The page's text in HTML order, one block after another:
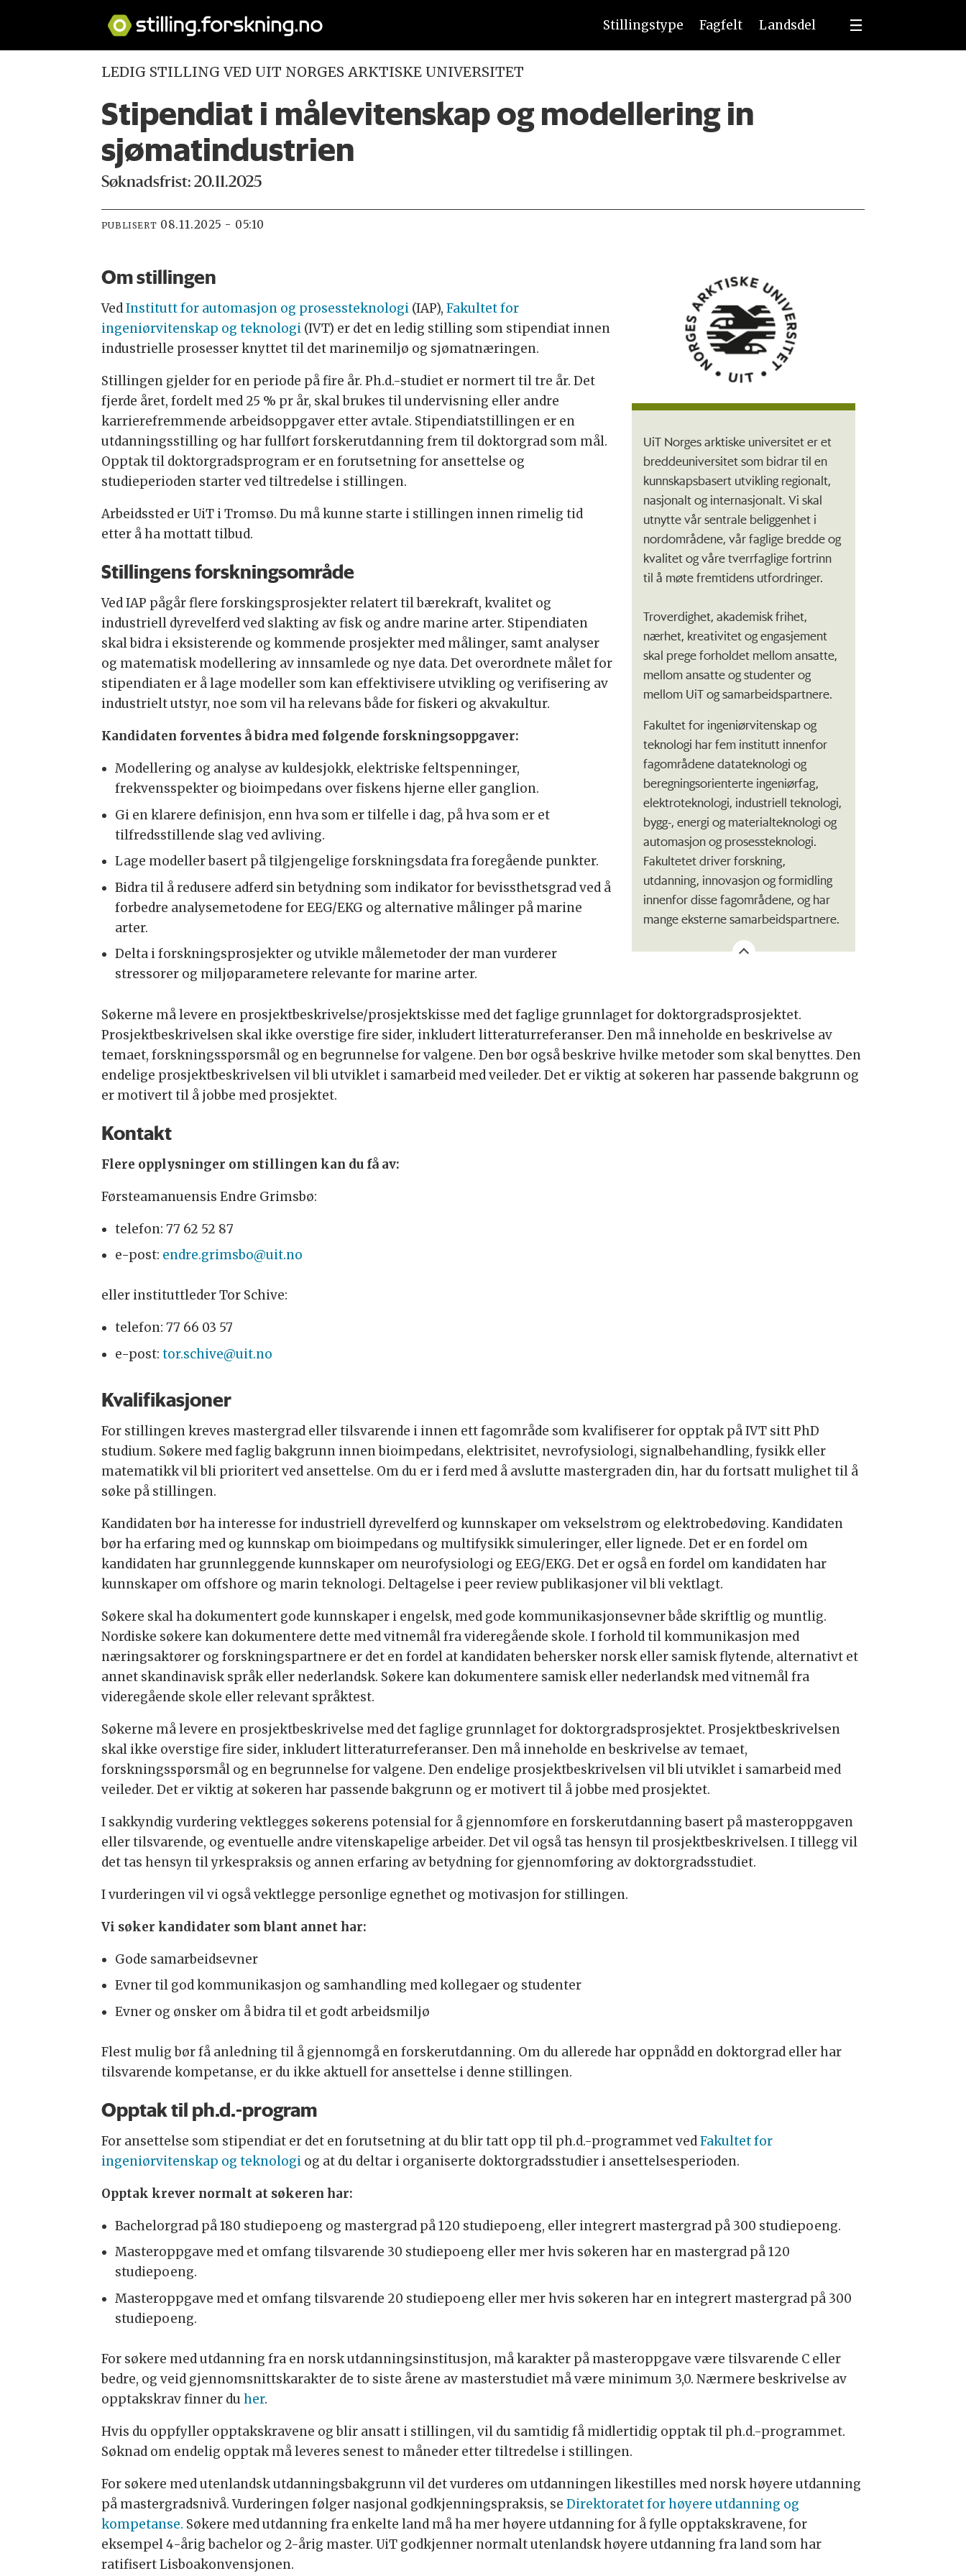
Stillingstype Fagfelt Landsdel
LEDIG STILLING VED UIT NORGES ARKTISKE UNIVERSITET
Stipendiat i målevitenskap og modellering in
sjømatindustrien
Søknadsfrist: 20.11.2025
PUBLISERT 08.11.2025 - 05:10
UiT Norges arktiske universitet er et
breddeuniversitet som bidrar til en
kunnskapsbasert utvikling regionalt,
nasjonalt og internasjonalt. Vi skal
utnytte vår sentrale beliggenhet i
nordområdene, vår faglige bredde og
kvalitet og våre tverrfaglige fortrinn
til å møte fremtidens utfordringer.
Troverdighet, akademisk frihet,
nærhet, kreativitet og engasjement
skal prege forholdet mellom ansatte,
mellom ansatte og studenter og
mellom UiT og samarbeidspartnere.
Fakultet for ingeniørvitenskap og
teknologi har fem institutt innenfor
fagområdene datateknologi og
beregningsorienterte ingeniørfag,
elektroteknologi, industriell teknologi,
bygg-, energi og materialteknologi og
automasjon og prosessteknologi.
Fakultetet driver forskning,
utdanning, innovasjon og formidling
innenfor disse fagområdene, og har
mange eksterne samarbeidspartnere.
Om stillingen
VedInstitutt for automasjon og prosessteknologi(IAP), Fakultet for
ingeniørvitenskap og teknologi(IVT) er det en ledig stilling som stipendiat innen
industrielle prosesser knyttet til det marinemiljø og sjømatnæringen.
Stillingen gjelder for en periode på fire år. Ph.d.-studiet er normert til tre år. Det
fjerde året, fordelt med 25 % pr år, skal brukes til undervisning eller andre
karrierefremmende arbeidsoppgaver etter avtale. Stipendiatstillingen er en
utdanningsstilling og har fullført forskerutdanning frem til doktorgrad som mål.
Opptak til doktorgradsprogram er en forutsetning for ansettelse og
studieperioden starter ved tiltredelse i stillingen.
Arbeidssted er UiT i Tromsø. Du må kunne starte i stillingen innen rimelig tid
etter å ha mottatt tilbud.
Stillingens forskningsområde
Ved IAP pågår flere forskingsprosjekter relatert til bærekraft, kvalitet og
industriell dyrevelferd ved slakting av fisk og andre marine arter. Stipendiaten
skal bidra i eksisterende og kommende prosjekter med målinger, samt analyser
og matematisk modellering av innsamlede og nye data. Det overordnete målet for
stipendiaten er å lage modeller som kan effektivisere utvikling og verifisering av
industrielt utstyr, noe som vil ha relevans både for fiskeri og akvakultur.
Kandidaten forventes å bidra med følgende forskningsoppgaver:
Modellering og analyse av kuldesjokk, elektriske feltspenninger,
frekvensspekter og bioimpedans over fiskens hjerne eller ganglion.
Gi en klarere definisjon, enn hva som er tilfelle i dag, på hva som er et
tilfredsstillende slag ved avliving.
Lage modeller basert på tilgjengelige forskningsdata fra foregående punkter.
Bidra til å redusere adferd sin betydning som indikator for bevissthetsgrad ved å
forbedre analysemetodene for EEG/EKG og alternative målinger på marine
arter.
Delta i forskningsprosjekter og utvikle målemetoder der man vurderer
stressorer og miljøparametere relevante for marine arter.
Søkerne må levere en prosjektbeskrivelse/prosjektskisse med det faglige grunnlaget for doktorgradsprosjektet.
Prosjektbeskrivelsen skal ikke overstige fire sider, inkludert litteraturreferanser. Den må inneholde en beskrivelse av
temaet, forskningsspørsmål og en begrunnelse for valgene. Den bør også beskrive hvilke metoder som skal benyttes. Den
endelige prosjektbeskrivelsen vil bli utviklet i samarbeid med veileder. Det er viktig at søkeren har passende bakgrunn og
er motivert til å jobbe med prosjektet.
Kontakt
Flere opplysninger om stillingen kan du få av:
Førsteamanuensis Endre Grimsbø:
telefon: 77 62 52 87
e-post: endre.grimsbo@uit.no
eller instituttleder Tor Schive:
telefon: 77 66 03 57
e-post: tor.schive@uit.no
Kvalifikasjoner
For stillingen kreves mastergrad eller tilsvarende i innen ett fagområde som kvalifiserer for opptak på IVT sitt PhD
studium. Søkere med faglig bakgrunn innen bioimpedans, elektrisitet, nevrofysiologi, signalbehandling, fysikk eller
matematikk vil bli prioritert ved ansettelse. Om du er i ferd med å avslutte mastergraden din, har du fortsatt mulighet til å
søke på stillingen.
Kandidaten bør ha interesse for industriell dyrevelferd og kunnskaper om vekselstrøm og elektrobedøving. Kandidaten
bør ha erfaring med og kunnskap om bioimpedans og multifysikk simuleringer, eller lignede. Det er en fordel om
kandidaten har grunnleggende kunnskaper om neurofysiologi og EEG/EKG. Det er også en fordel om kandidaten har
kunnskaper om offshore og marin teknologi. Deltagelse i peer review publikasjoner vil bli vektlagt.
Søkere skal ha dokumentert gode kunnskaper i engelsk, med gode kommunikasjonsevner både skriftlig og muntlig.
Nordiske søkere kan dokumentere dette med vitnemål fra videregående skole. I forhold til kommunikasjon med
næringsaktører og forskningspartnere er det en fordel at kandidaten behersker norsk eller samisk flytende, alternativt et
annet skandinavisk språk eller nederlandsk. Søkere kan dokumentere samisk eller nederlandsk med vitnemål fra
videregående skole eller relevant språktest.
Søkerne må levere en prosjektbeskrivelse med det faglige grunnlaget for doktorgradsprosjektet. Prosjektbeskrivelsen
skal ikke overstige fire sider, inkludert litteraturreferanser. Den må inneholde en beskrivelse av temaet,
forskningsspørsmål og en begrunnelse for valgene. Den endelige prosjektbeskrivelsen vil bli utviklet i samarbeid med
veileder. Det er viktig at søkeren har passende bakgrunn og er motivert til å jobbe med prosjektet.
I sakkyndig vurdering vektlegges søkerens potensial for å gjennomføre en forskerutdanning basert på masteroppgaven
eller tilsvarende, og eventuelle andre vitenskapelige arbeider. Det vil også tas hensyn til prosjektbeskrivelsen. I tillegg vil
det tas hensyn til yrkespraksis og annen erfaring av betydning for gjennomføring av doktorgradsstudiet.
I vurderingen vil vi også vektlegge personlige egnethet og motivasjon for stillingen.
Vi søker kandidater som blant annet har:
Gode samarbeidsevner
Evner til god kommunikasjon og samhandling med kollegaer og studenter
Evner og ønsker om å bidra til et godt arbeidsmiljø
Flest mulig bør få anledning til å gjennomgå en forskerutdanning. Om du allerede har oppnådd en doktorgrad eller har
tilsvarende kompetanse, er du ikke aktuell for ansettelse i denne stillingen.
Opptak til ph.d.-program
For ansettelse som stipendiat er det en forutsetning at du blir tatt opp til ph.d.-programmet vedFakultet for
ingeniørvitenskap og teknologiog at du deltar i organiserte doktorgradsstudier i ansettelsesperioden.
Opptak krever normalt at søkeren har:
Bachelorgrad på 180 studiepoeng og mastergrad på 120 studiepoeng, eller integrert mastergrad på 300 studiepoeng.
Masteroppgave med et omfang tilsvarende 30 studiepoeng eller mer hvis søkeren har en mastergrad på 120
studiepoeng.
Masteroppgave med et omfang tilsvarende 20 studiepoeng eller mer hvis søkeren har en integrert mastergrad på 300
studiepoeng.
For søkere med utdanning fra en norsk utdanningsinstitusjon, må karakter på masteroppgave være tilsvarende C eller
bedre, og veid gjennomsnittskarakter de to siste årene av masterstudiet må være minimum 3,0. Nærmere beskrivelse av
opptakskrav finner du her.
Hvis du oppfyller opptakskravene og blir ansatt i stillingen, vil du samtidig få midlertidig opptak til ph.d.-programmet.
Søknad om endelig opptak må leveres senest to måneder etter tiltredelse i stillingen.
For søkere med utenlandsk utdanningsbakgrunn vil det vurderes om utdanningen likestilles med norsk høyere utdanning
på mastergradsnivå. Vurderingen følger nasjonal godkjenningspraksis, se Direktoratet for høyere utdanning og
kompetanse. Søkere med utdanning fra enkelte land må ha mer høyere utdanning for å fylle opptakskravene, for
eksempel 4-årig bachelor og 2-årig master. UiT godkjenner normalt utenlandsk høyere utdanning fra land som har
ratifisert Lisboakonvensjonen.